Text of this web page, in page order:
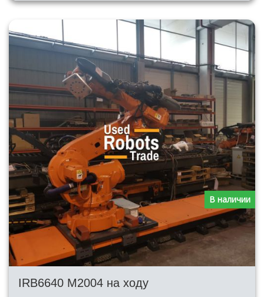
IRB6640 M2004 на ходу
В наличии